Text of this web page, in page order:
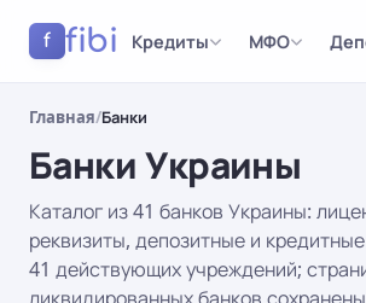
f fibi Кредиты МФО
Главная/Банки
Банки Украины
Каталог из 41 банков Украины:
реквизиты, депозитные и
41 действующих учреждений;